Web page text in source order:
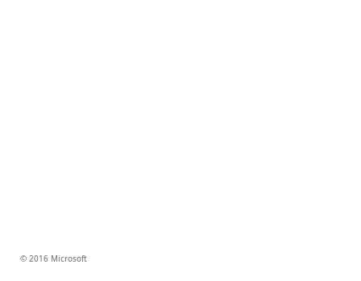
© 2016 Microsoft